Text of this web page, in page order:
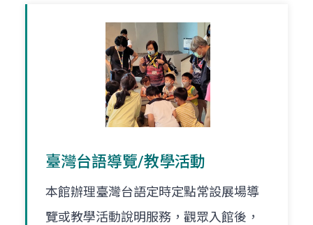
臺灣台語導覽/教學活動
本館辦理臺灣台語定時定點常設展場導
覽或教學活動說明服務，觀眾入館後，